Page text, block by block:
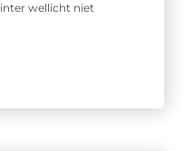
wellicht niet